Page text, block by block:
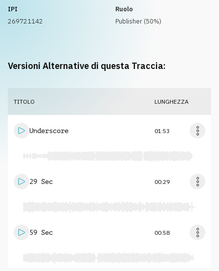
IPI
269721142
Ruolo
Publisher (50%)
Versioni Alternative di questa Traccia:
TITOLO LUNGHEZZA
Underscore 01:53
29 Sec 00:29
59 Sec 00:58